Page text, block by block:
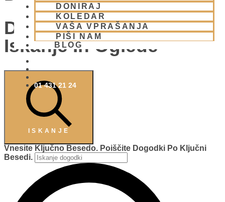
DONIRAJ
KOLEDAR
VAŠA VPRAŠANJA
PIŠI NAM
BLOG
01 431 21 24
Dogodki Navigacija Za
Iskanje In Oglede
ISKANJE
Vnesite Ključno Besedo. Poiščite Dogodki Po Ključni
Besedi.